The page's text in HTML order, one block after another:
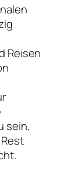
Reisen
sein,